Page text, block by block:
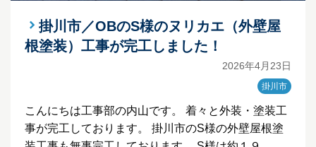
掛川市／OBのS様のヌリカエ（外壁屋
根塗装）工事が完工しました！
2026年4月23日
掛川市
こんにちは工事部の内山です。 着々と外装・塗装工
事が完工しております。 掛川市のS様の外壁屋根塗